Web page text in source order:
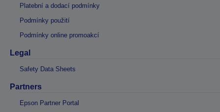
Platební a dodací podmínky
Podmínky použití
Podmínky online promoakcí
Legal
Safety Data Sheets
Partners
Epson Partner Portal